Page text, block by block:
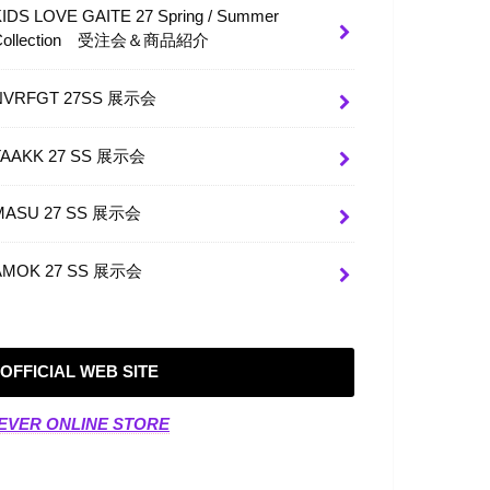
LOVE GAITE 27 Spring / Summer
受注会＆商品紹介
27SS 展示会
27 SS 展示会
27 SS 展示会
27 SS 展示会
OFFICIAL WEB SITE
ONLINE STORE